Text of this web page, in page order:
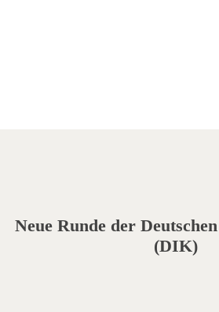
Neue Runde der
(DIK)